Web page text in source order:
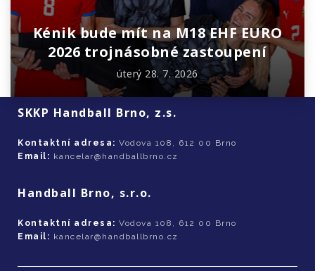
Kénik bude mít na M18 EHF EURO
2026 trojnásobné zastoupení
úterý 28. 7. 2026
SKKP Handball Brno, z.s.
Kontaktní adresa: Vodova 108, 612 00 Brno
Email: kancelar@handballbrno.cz
Handball Brno, s.r.o.
Kontaktní adresa: Vodova 108, 612 00 Brno
Email: kancelar@handballbrno.cz